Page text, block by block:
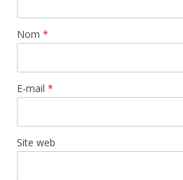
Nom *
E-mail *
Site web